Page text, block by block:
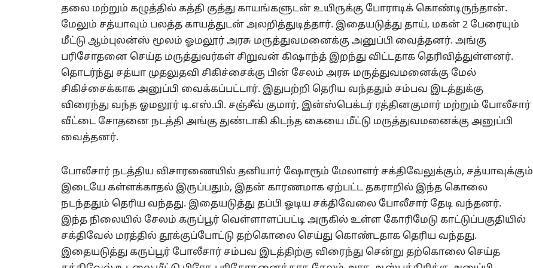
தலை மற்றும் கழுத்தில் கத்தி குத்து காயங்களுடன் உயிருக்கு போராடிக் கொண்டிருந்தான்.
மேலும் சத்யாவும் பலத்த காயத்துடன் அலறித்துடித்தார். இதையடுத்து தாய், மகன் 2 பேரையும்
மீட்டு ஆம்புலன்ஸ் மூலம் ஓமலூர் அரசு மருத்துவமனைக்கு அனுப்பி வைத்தனர். அங்கு
பரிசோதனை செய்த மருத்துவர்கள் சிறுவன் கிஷாந்த் இறந்து விட்டதாக தெரிவித்துள்ளனர்.
தொடர்ந்து சத்யா முதலுதவி சிகிச்சைக்கு பின் சேலம் அரசு மருத்துவமனைக்கு மேல்
சிகிச்சைக்காக அனுப்பி வைக்கப்பட்டார். இதுபற்றி தெரிய வந்ததும் சம்பவ இடத்துக்கு
விரைந்து வந்த ஓமலூர் டி.எஸ்.பி. சஞ்சீவ் குமார், இன்ஸ்பெக்டர் ரத்தினகுமார் மற்றும் போலீசார்
வீட்டை சோதனை நடத்தி அங்கு துண்டாகி கிடந்த கையை மீட்டு மருத்துவமனைக்கு அனுப்பி
வைத்தனர்.
போலீசார் நடத்திய விசாரணையில் தனியார் ஷோரூம் மேலாளர் சக்திவேலுக்கும், சத்யாவுக்கும்
இடையே கள்ளக்காதல் இருப்பதும், இதன் காரணமாக ஏற்பட்ட தகராறில் இந்த கொலை
நடந்ததும் தெரிய வந்தது. இதையடுத்து தப்பி ஓடிய சக்திவேலை போலீசார் தேடி வந்தனர்.
இந்த நிலையில் சேலம் கருப்பூர் வெள்ளாளப்பட்டி அருகில் உள்ள கோரிமேடு காட்டுப்பகுதியில்
சக்திவேல் மரத்தில் தூக்குப்போட்டு தற்கொலை செய்து கொண்டதாக தெரிய வந்தது.
இதையடுத்து கருப்பூர் போலீசார் சம்பவ இடத்திற்கு விரைந்து சென்று தற்கொலை செய்த